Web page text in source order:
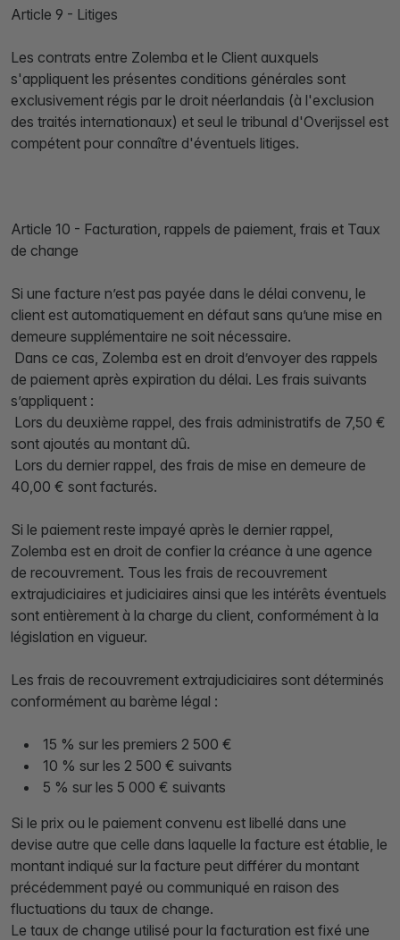
Article 9 - Litiges
Les contrats entre Zolemba et le Client auxquels
s'appliquent les présentes conditions générales sont
exclusivement régis par le droit néerlandais (à l'exclusion
des traités internationaux) et seul le tribunal d'Overijssel est
compétent pour connaître d'éventuels litiges.
Article 10 - Facturation, rappels de paiement, frais et Taux
de change
Si une facture n’est pas payée dans le délai convenu, le
client est automatiquement en défaut sans qu’une mise en
demeure supplémentaire ne soit nécessaire.
Dans ce cas, Zolemba est en droit d’envoyer des rappels
de paiement après expiration du délai. Les frais suivants
s’appliquent :
Lors du deuxième rappel, des frais administratifs de 7,50 €
sont ajoutés au montant dû.
Lors du dernier rappel, des frais de mise en demeure de
40,00 € sont facturés.
Si le paiement reste impayé après le dernier rappel,
Zolemba est en droit de confier la créance à une agence
de recouvrement. Tous les frais de recouvrement
extrajudiciaires et judiciaires ainsi que les intérêts éventuels
sont entièrement à la charge du client, conformément à la
législation en vigueur.
Les frais de recouvrement extrajudiciaires sont déterminés
conformément au barème légal :
15 % sur les premiers 2 500 €
10 % sur les 2 500 € suivants
5 % sur les 5 000 € suivants
Si le prix ou le paiement convenu est libellé dans une
devise autre que celle dans laquelle la facture est établie, le
montant indiqué sur la facture peut différer du montant
précédemment payé ou communiqué en raison des
fluctuations du taux de change.
Le taux de change utilisé pour la facturation est fixé une